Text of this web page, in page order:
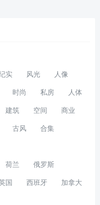
实 风光 人像
时尚 私房 人体
建筑 空间 商业
古风 合集
荷兰 俄罗斯
国 西班牙 加拿大